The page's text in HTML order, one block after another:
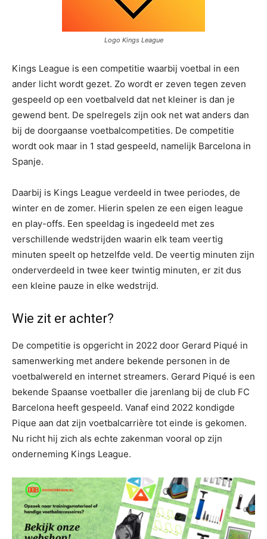
Logo Kings League
Kings League is een competitie waarbij voetbal in een
ander licht wordt gezet. Zo wordt er zeven tegen zeven
gespeeld op een voetbalveld dat net kleiner is dan je
gewend bent. De spelregels zijn ook net wat anders dan
bij de doorgaanse voetbalcompetities. De competitie
wordt ook maar in 1 stad gespeeld, namelijk Barcelona in
Spanje.
Daarbij is Kings League verdeeld in twee periodes, de
winter en de zomer. Hierin spelen ze een eigen league
en play-offs. Een speeldag is ingedeeld met zes
verschillende wedstrijden waarin elk team veertig
minuten speelt op hetzelfde veld. De veertig minuten zijn
onderverdeeld in twee keer twintig minuten, er zit dus
een kleine pauze in elke wedstrijd.
Wie zit er achter?
De competitie is opgericht in 2022 door Gerard Piqué in
samenwerking met andere bekende personen in de
voetbalwereld en internet streamers. Gerard Piqué is een
bekende Spaanse voetballer die jarenlang bij de club FC
Barcelona heeft gespeeld. Vanaf eind 2022 kondigde
Pique aan dat zijn voetbalcarrière tot einde is gekomen.
Nu richt hij zich als echte zakenman vooral op zijn
onderneming Kings League.